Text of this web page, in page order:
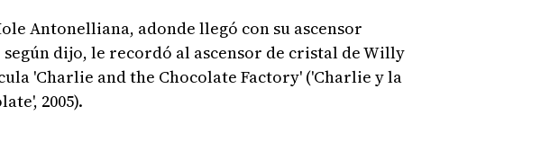
Antonelliana, adonde llegó con su ascensor
dijo, le recordó al ascensor de cristal de Willy
'Charlie and the Chocolate Factory' ('Charlie y la
2005).